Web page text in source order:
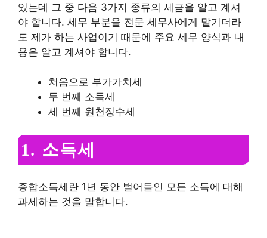
있는데 그 중 다음 3가지 종류의 세금을 알고 계셔
야 합니다. 세무 부분을 전문 세무사에게 맡기더라
도 제가 하는 사업이기 때문에 주요 세무 양식과 내
용은 알고 계셔야 합니다.
처음으로 부가가치세
두 번째 소득세
세 번째 원천징수세
1. 소득세
종합소득세란 1년 동안 벌어들인 모든 소득에 대해
과세하는 것을 말합니다.